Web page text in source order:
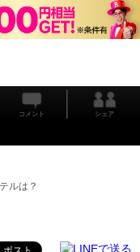
コメント シェア
ルは？